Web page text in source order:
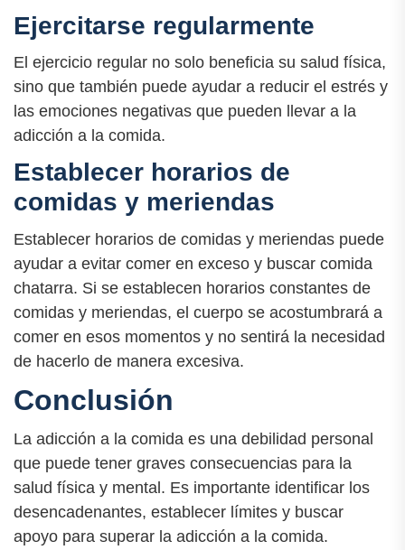
Ejercitarse regularmente
El ejercicio regular no solo beneficia su salud física,
sino que también puede ayudar a reducir el estrés y
las emociones negativas que pueden llevar a la
adicción a la comida.
Establecer horarios de
comidas y meriendas
Establecer horarios de comidas y meriendas puede
ayudar a evitar comer en exceso y buscar comida
chatarra. Si se establecen horarios constantes de
comidas y meriendas, el cuerpo se acostumbrará a
comer en esos momentos y no sentirá la necesidad
de hacerlo de manera excesiva.
Conclusión
La adicción a la comida es una debilidad personal
que puede tener graves consecuencias para la
salud física y mental. Es importante identificar los
desencadenantes, establecer límites y buscar
apoyo para superar la adicción a la comida.